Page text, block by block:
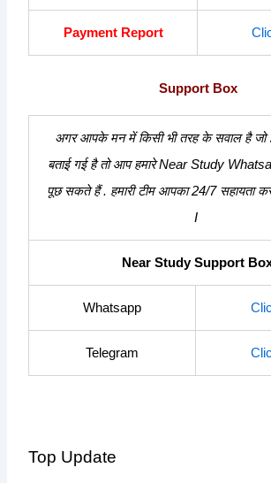
Payment Report
Support Box
अगर आपके मन में किसी भी तरह के सवाल है जो
बताई गई है तो आप हमारे Near Study
पूछ सकते हैं . हमारी टीम आपका 24/7 सहायता
I
Near Study Support
Whatsapp
Telegram
Top Update